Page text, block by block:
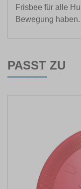
Frisbee für alle
Bewegung
PASST ZU